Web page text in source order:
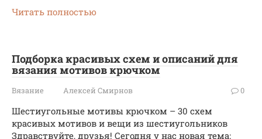
Читать полностью
Подборка красивых схем и описаний для
вязания мотивов крючком
Вязание Алексей Смирнов 0
Шестиугольные мотивы крючком – 30 схем
красивых мотивов и вещи из шестиугольников
Здравствуйте, друзья! Сегодня у нас новая тема: